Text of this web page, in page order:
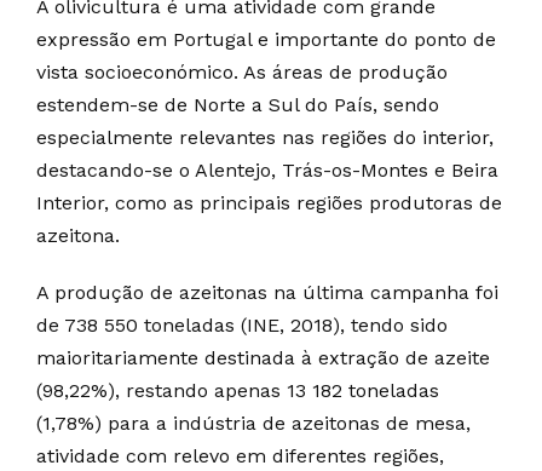
A olivicultura é uma atividade com grande
expressão em Portugal e importante do ponto de
vista socioeconómico. As áreas de produção
estendem-se de Norte a Sul do País, sendo
especialmente relevantes nas regiões do interior,
destacando-se o Alentejo, Trás-os-Montes e Beira
Interior, como as principais regiões produtoras de
azeitona.
A produção de azeitonas na última campanha foi
de 738 550 toneladas (INE, 2018), tendo sido
maioritariamente destinada à extração de azeite
(98,22%), restando apenas 13 182 toneladas
(1,78%) para a indústria de azeitonas de mesa,
atividade com relevo em diferentes regiões,